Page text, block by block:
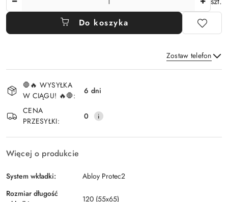
Do koszyka
Zostaw telefon
i
dostawa
🛑🔥 WYSYŁKA
W CIĄGU! 🔥🛑:
6 dni
CENA
PRZESYŁKI:
0
Więcej o produkcie
System wkładki:
Abloy Protec2
Rozmiar długość
120 (55x65)